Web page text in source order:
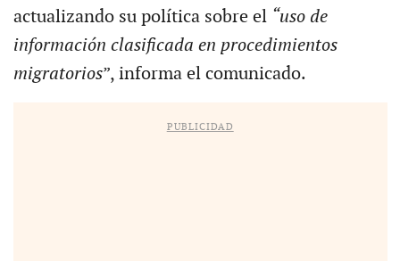
actualizando su política sobre el “uso de
información clasificada en procedimientos
migratorios”, informa el comunicado.
PUBLICIDAD